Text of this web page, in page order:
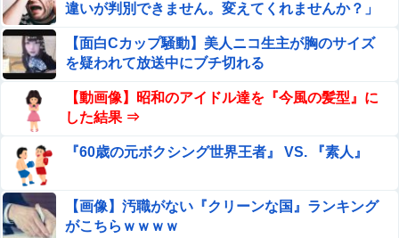
違いが判別できません。変えてくれませんか？」
【面白Cカップ騒動】美人ニコ生主が胸のサイズ
を疑われて放送中にブチ切れる
【動画像】昭和のアイドル達を『今風の髪型』に
した結果 ⇒
『60歳の元ボクシング世界王者』 VS. 『素人』
【画像】汚職がない『クリーンな国』ランキング
がこちらｗｗｗｗ